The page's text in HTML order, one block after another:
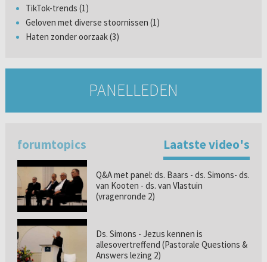
TikTok-trends (1)
Geloven met diverse stoornissen (1)
Haten zonder oorzaak (3)
PANELLEDEN
forumtopics Laatste video's
Q&A met panel: ds. Baars - ds. Simons- ds.
van Kooten - ds. van Vlastuin
(vragenronde 2)
Ds. Simons - Jezus kennen is
allesovertreffend (Pastorale Questions &
Answers lezing 2)